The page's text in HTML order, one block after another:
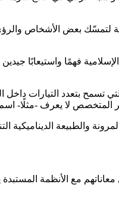
لتمسّك بعض الأشخاص
فهمًا واستيعابًا
تسمح بتعدد التيارات
مع الأنظمة المستبدة